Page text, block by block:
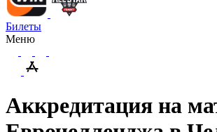
Билеты
Меню
Аккредитация на